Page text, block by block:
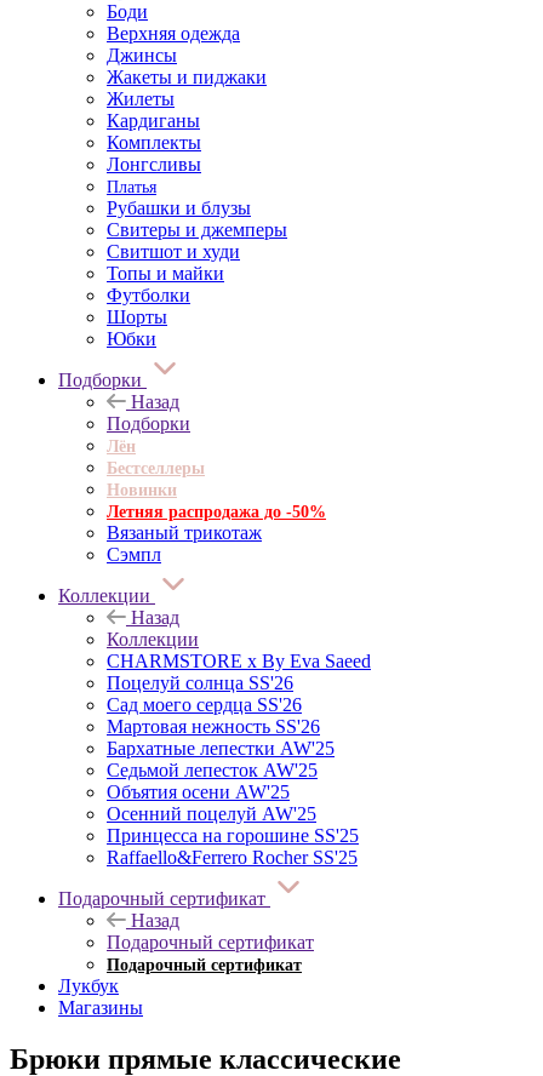
Боди
Верхняя одежда
Джинсы
Жакеты и пиджаки
Жилеты
Кардиганы
Комплекты
Лонгсливы
Платья
Рубашки и блузы
Свитеры и джемперы
Свитшот и худи
Топы и майки
Футболки
Шорты
Юбки
Подборки
Назад
Подборки
Лён
Бестселлеры
Новинки
Летняя распродажа до -50%
Вязаный трикотаж
Сэмпл
Коллекции
Назад
Коллекции
CHARMSTORE х By Eva Saeed
Поцелуй солнца SS'26
Сад моего сердца SS'26
Мартовая нежность SS'26
Бархатные лепестки AW'25
Седьмой лепесток AW'25
Объятия осени AW'25
Осенний поцелуй AW'25
Принцесса на горошине SS'25
Raffaello&Ferrero Rocher SS'25
Подарочный сертификат
Назад
Подарочный сертификат
Подарочный сертификат
Лукбук
Магазины
Брюки прямые классические